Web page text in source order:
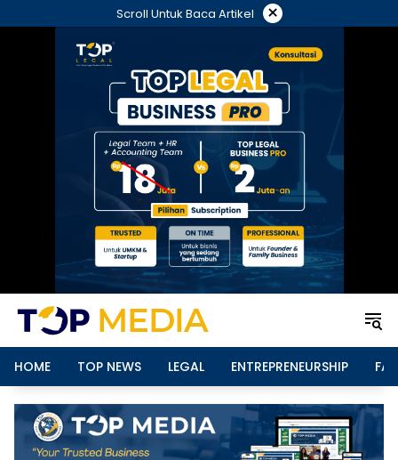
ke
Scroll Untuk Baca Artikel ×
HOME TOP NEWS LEGAL ENTREPRENEURSHIP